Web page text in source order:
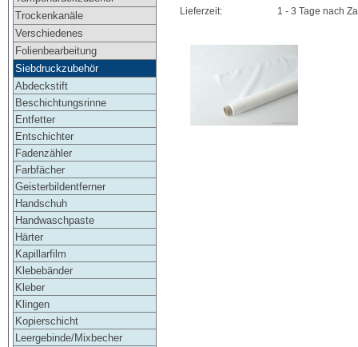
Trockenkanäle
Verschiedenes
Folienbearbeitung
Siebdruckzubehör
Abdeckstift
Beschichtungsrinne
Entfetter
Entschichter
Fadenzähler
Farbfächer
Geisterbildentferner
Handschuh
Handwaschpaste
Härter
Kapillarfilm
Klebebänder
Kleber
Klingen
Kopierschicht
Leergebinde/Mixbecher
Lieferzeit:
1 - 3 Tage nach